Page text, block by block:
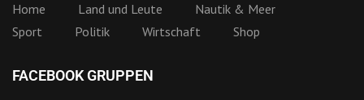
Home Land und Leute
Nautik & Meer
Sport
Politik Wirtschaft Shop
FACEBOOK GRUPPEN